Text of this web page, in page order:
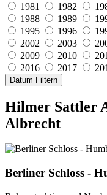
1981
1982
1988
1989
1995
1996
2002
2003
2009
2010
2016
2017
Datum Filtern
Hilmer Sattler
Albrecht
Berliner Schloss -